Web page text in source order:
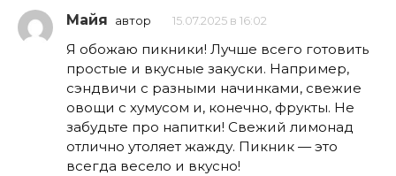
Майя автор 15.07.2025 в 16:02
Я обожаю пикники! Лучше всего готовить
простые и вкусные закуски. Например,
сэндвичи с разными начинками, свежие
овощи с хумусом и, конечно, фрукты. Не
забудьте про напитки! Свежий лимонад
отлично утоляет жажду. Пикник — это
всегда весело и вкусно!